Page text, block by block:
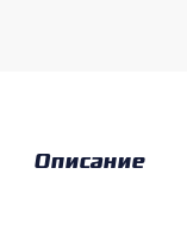
Описание